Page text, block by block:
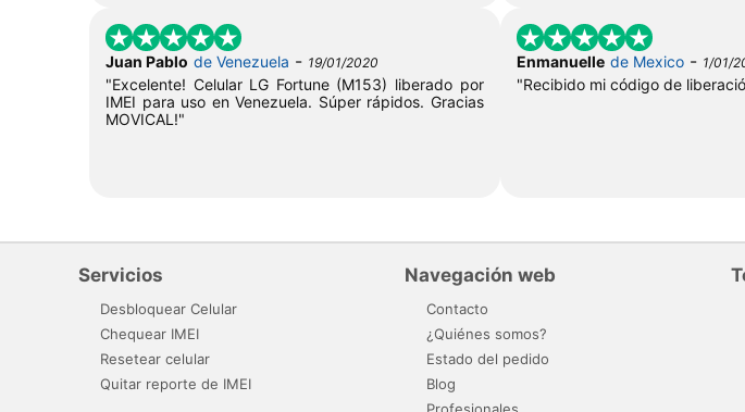
Juan Pablo de Venezuela - 19/01/2020
"Excelente! Celular LG Fortune (M153) liberado por
IMEI para uso en Venezuela. Súper rápidos. Gracias
MOVICAL!"
Enmanuelle de Mexico- 1/01/
"Recibido mi código de
Servicios
Desbloquear Celular
Chequear IMEI
Resetear celular
Quitar reporte de IMEI
Navegación web
Contacto
¿Quiénes somos?
Estado del pedido
Blog